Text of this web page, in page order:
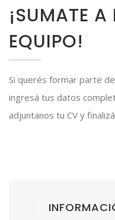
¡SUMATE A
EQUIPO!
Si querés formar parte
ingresá tus datos
adjuntanos tu CV y